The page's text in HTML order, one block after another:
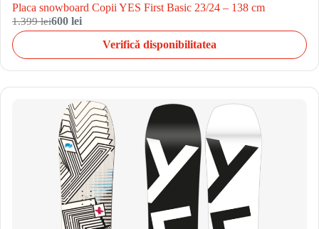
Placa snowboard Copii YES First Basic 23/24 – 138 cm
1.399 lei600 lei
Verifică disponibilitatea